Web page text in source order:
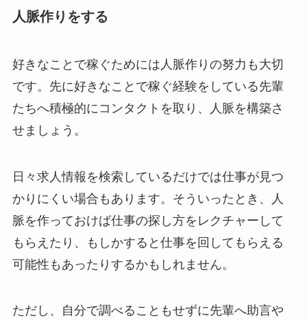
人脈作りをする
好きなことで稼ぐためには人脈作りの努力も大切
です。先に好きなことで稼ぐ経験をしている先輩
たちへ積極的にコンタクトを取り、人脈を構築さ
せましょう。
日々求人情報を検索しているだけでは仕事が見つ
かりにくい場合もあります。そういったとき、人
脈を作っておけば仕事の探し方をレクチャーして
もらえたり、もしかすると仕事を回してもらえる
可能性もあったりするかもしれません。
ただし、自分で調べることもせずに先輩へ助言や